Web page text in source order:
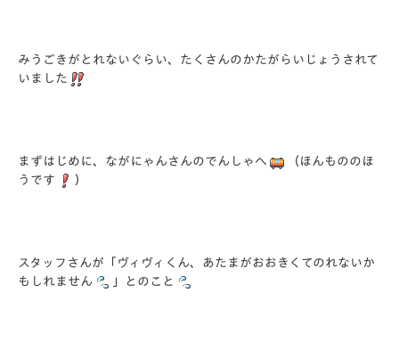
みうごきがとれないぐらい、たくさんのかたがらいじょうされて
いました
まずはじめに、ながにゃんさんのでんしゃへ
（ほんもののほ
うです
）
スタッフさんが「ヴィヴィくん、あたまがおおきくてのれないか
もしれません
」とのこと